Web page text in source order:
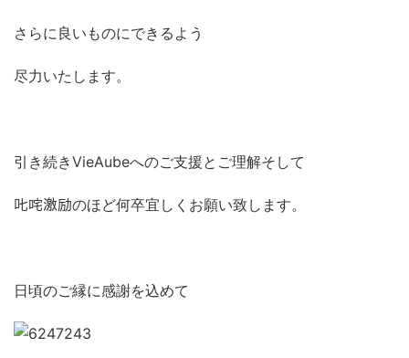
さらに良いものにできるよう
尽力いたします。
引き続きVieAubeへのご支援とご理解そして
𠮟咤激励のほど何卒宜しくお願い致します。
日頃のご縁に感謝を込めて